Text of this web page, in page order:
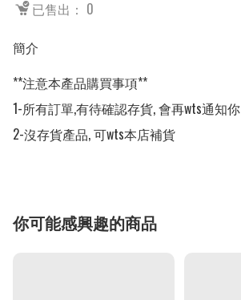
已售出： 0
簡介
**注意本產品購買事項**
1-所有訂單,有待確認存貨, 會再wts通知你
2-沒存貨產品, 可wts本店補貨
你可能感興趣的商品